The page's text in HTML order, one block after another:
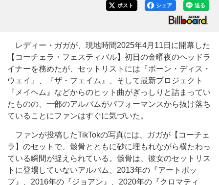
送る
シェア
ポスト
レディー・ガガが、現地時間2025年4月11日に開幕した
【コーチェラ・フェスティバル】初日の金曜夜のヘッドラ
イナーを務めたが、セットリストには『ボーン・ディス・
ウェイ』、『ザ・フェイム』、そして最新プロジェクト
『メイヘム』などからのヒット曲がぎっしりと詰まってい
たものの、一部のアルバムがパフォーマンスから抜け落ち
ていることにファンはすぐに気づいた。
ファンが投稿したTikTokの写真には、ガガが【コーチェ
ラ】のセットで、骸骨とともに砂に埋もれながら横たわっ
ている瞬間が捉えられている。骸骨は、彼女のセットリス
トに登場していないアルバム、2013年の『アートポッ
プ』、2016年の『ジョアン』、2020年の『クロマティ